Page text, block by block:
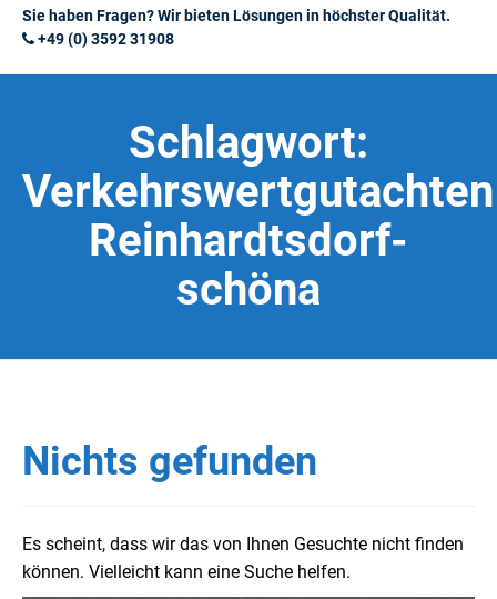
Sie haben Fragen? Wir bieten Lösungen in höchster Qualität.
+49 (0) 3592 31908
Schlagwort:
Verkehrswertgutachten
Reinhardtsdorf-
schöna
Nichts gefunden
Es scheint, dass wir das von Ihnen Gesuchte nicht finden
können. Vielleicht kann eine Suche helfen.